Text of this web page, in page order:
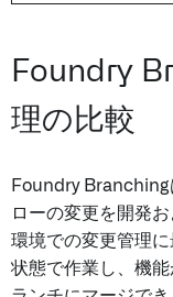
Foundry
理の比較
Foundry Branching
ローの変更を開発
環境での変更管理
状態で作業し、機